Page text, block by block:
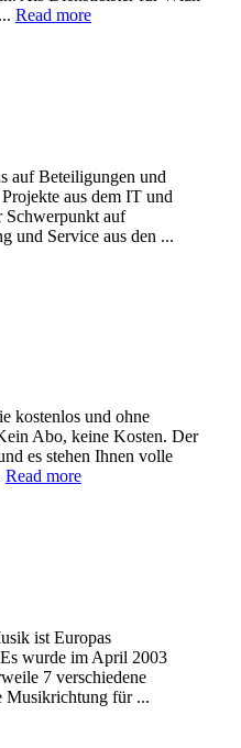
Read more
auf Beteiligungen und
aus dem IT und
Schwerpunkt auf
und Service aus den ...
kostenlos und ohne
Abo, keine Kosten. Der
es stehen Ihnen volle
Read more
ist Europas
wurde im April 2003
7 verschiedene
Musikrichtung für ...